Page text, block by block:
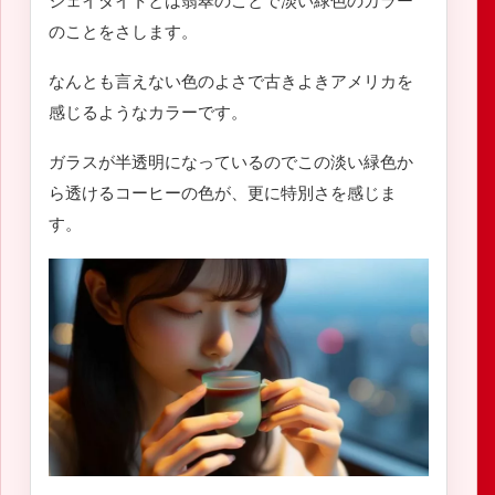
のことをさします。
なんとも言えない色のよさで古きよきアメリカを
感じるようなカラーです。
ガラスが半透明になっているのでこの淡い緑色か
ら透けるコーヒーの色が、更に特別さを感じま
す。